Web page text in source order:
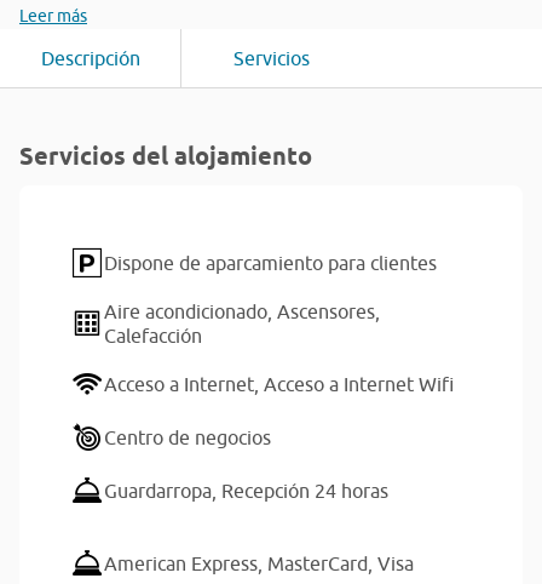
Leer más
Descripción Servicios
Servicios del alojamiento
Dispone de aparcamiento para clientes
Aire acondicionado, Ascensores,
Calefacción
Acceso a Internet, Acceso a Internet Wifi
Centro de negocios
Guardarropa, Recepción 24 horas
American Express, MasterCard, Visa